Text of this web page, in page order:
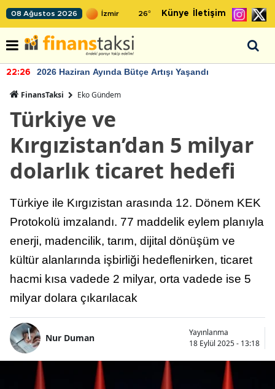
08 Ağustos 2026 26° Künye İletişim
22:26 2026 Haziran Ayında Bütçe Artışı Yaşandı
FinansTaksi Eko Gündem
Türkiye ve
Kırgızistan’dan 5 milyar
dolarlık ticaret hedefi
Türkiye ile Kırgızistan arasında 12. Dönem KEK
Protokolü imzalandı. 77 maddelik eylem planıyla
enerji, madencilik, tarım, dijital dönüşüm ve
kültür alanlarında işbirliği hedeflenirken, ticaret
hacmi kısa vadede 2 milyar, orta vadede ise 5
milyar dolara çıkarılacak
Nur Duman
Yayınlanma
18 Eylül 2025 - 13:18